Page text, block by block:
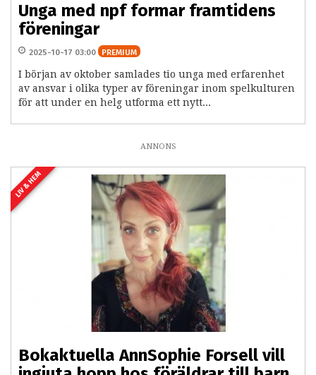
Unga med npf formar framtidens
föreningar
2025-10-17 03:00 PREMIUM
I början av oktober samlades tio unga med erfarenhet
av ansvar i olika typer av föreningar inom spelkulturen
för att under en helg utforma ett nytt...
ANNONS
LIV & HEM
Bokaktuella AnnSophie Forsell vill